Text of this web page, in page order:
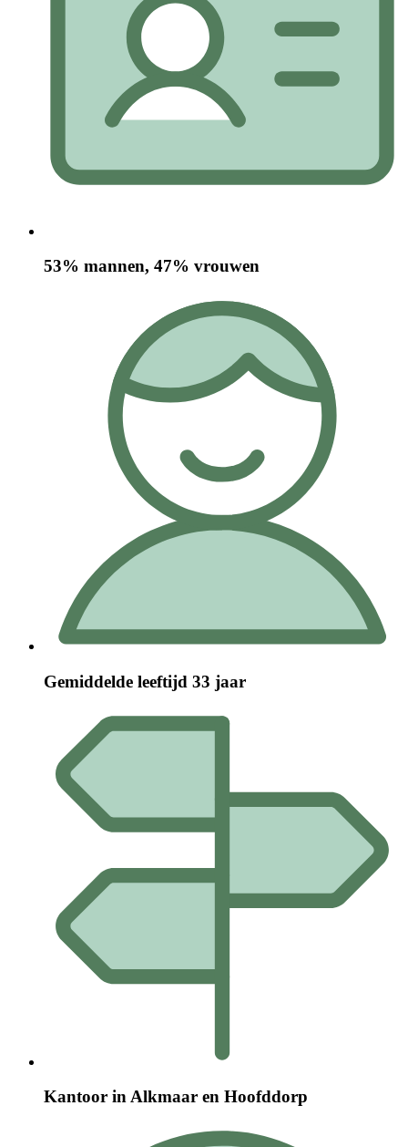
53% mannen, 47% vrouwen
Gemiddelde leeftijd 33 jaar
Kantoor in Alkmaar en Hoofddorp